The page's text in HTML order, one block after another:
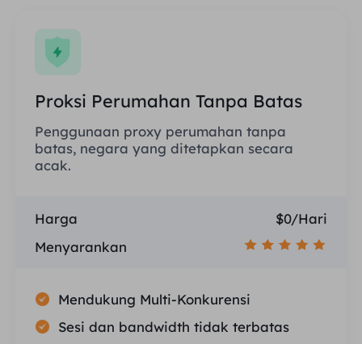
Proksi Perumahan Tanpa Batas
Penggunaan proxy perumahan tanpa
batas, negara yang ditetapkan secara
acak.
Harga
$0/Hari
Menyarankan
Mendukung Multi-Konkurensi
Sesi dan bandwidth tidak terbatas